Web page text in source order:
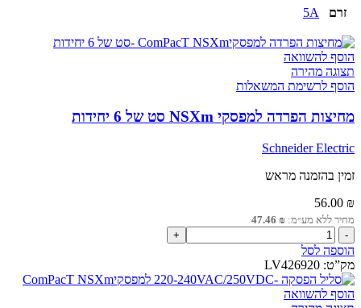
1NO/NC
למפסקי
NSXm
OF/SD
זרם 5A
הוסף להשוואה
תצוגה מהירה
הוסף לרשימת המשאלות
מחיצות הפרדה למפסקי NSXm סט של 6 יחידות
Schneider Electric
זמין בהזמנה מראש
56.00 ₪
מחיר ללא מע״מ: 47.46 ₪
כמות
של
מחיצות
הפרדה
למפסקי
NSXm
הוספה לסל
מק”ט: LV426920
הוסף להשוואה